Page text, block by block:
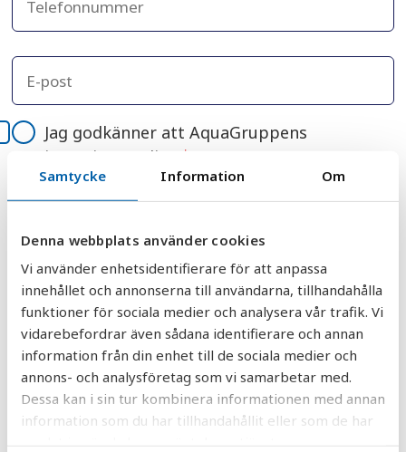
Samtycke Information Om
Denna webbplats använder cookies
Vi använder enhetsidentifierare för att anpassa
innehållet och annonserna till användarna, tillhandahålla
funktioner för sociala medier och analysera vår trafik. Vi
vidarebefordrar även sådana identifierare och annan
information från din enhet till de sociala medier och
annons- och analysföretag som vi samarbetar med.
Dessa kan i sin tur kombinera informationen med annan
information som du har tillhandahållit eller som de har
Jag godkänner att AquaGruppens
integritetspolicy.
*
DELA:
DELA
FACEBOOK
DELA
TWITTER
DELA
LINKEDIN
DELA
PINTEREST